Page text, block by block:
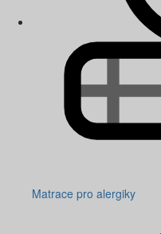
Matrace pro alergiky